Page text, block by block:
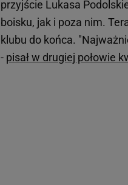
przyjście Lukasa
boisku, jak i poza nim.
klubu do końca.
- pisał w drugiej połowie